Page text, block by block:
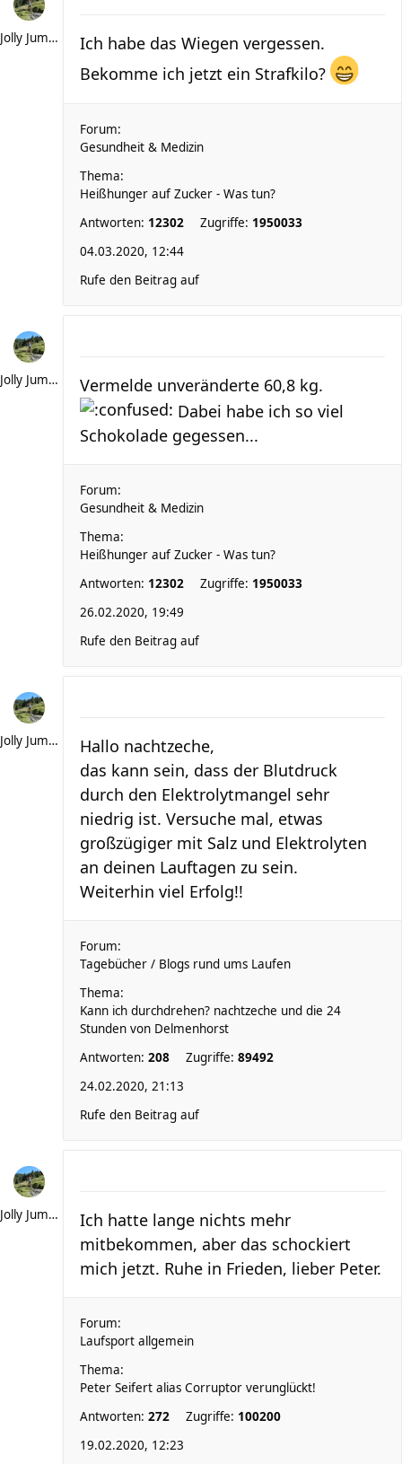
Jolly Jumper
Ich habe das Wiegen vergessen.
Bekomme ich jetzt ein Strafkilo?
Forum:
Gesundheit & Medizin
Thema:
Heißhunger auf Zucker - Was tun?
Antworten: 12302 Zugriffe: 1950033
04.03.2020, 12:44
Rufe den Beitrag auf
Jolly Jumper
Vermelde unveränderte 60,8 kg.
Dabei habe ich so viel
Schokolade gegessen...
Forum:
Gesundheit & Medizin
Thema:
Heißhunger auf Zucker - Was tun?
Antworten: 12302 Zugriffe: 1950033
26.02.2020, 19:49
Rufe den Beitrag auf
Jolly Jumper
Hallo nachtzeche,
das kann sein, dass der Blutdruck
durch den Elektrolytmangel sehr
niedrig ist. Versuche mal, etwas
großzügiger mit Salz und Elektrolyten
an deinen Lauftagen zu sein.
Weiterhin viel Erfolg!!
Forum:
Tagebücher / Blogs rund ums Laufen
Thema:
Kann ich durchdrehen? nachtzeche und die 24
Stunden von Delmenhorst
Antworten: 208 Zugriffe: 89492
24.02.2020, 21:13
Rufe den Beitrag auf
Jolly Jumper
Ich hatte lange nichts mehr
mitbekommen, aber das schockiert
mich jetzt. Ruhe in Frieden, lieber Peter.
Forum:
Laufsport allgemein
Thema:
Peter Seifert alias Corruptor verunglückt!
Antworten: 272 Zugriffe: 100200
19.02.2020, 12:23